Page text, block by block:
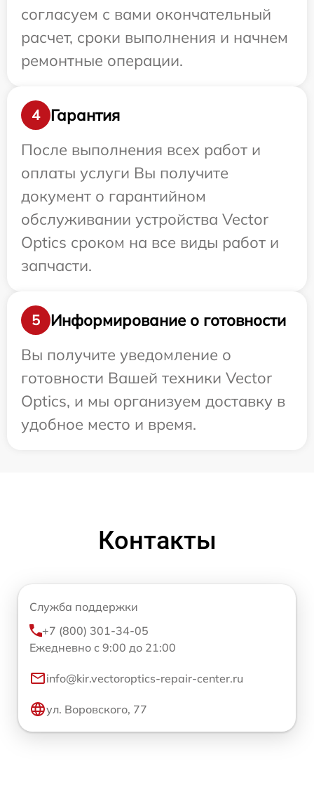
согласуем с вами окончательный
расчет, сроки выполнения и начнем
ремонтные операции.
4
Гарантия
После выполнения всех работ и
оплаты услуги Вы получите
документ о гарантийном
обслуживании устройства Vector
Optics сроком на все виды работ и
запчасти.
5
Информирование о готовности
Вы получите уведомление о
готовности Вашей техники Vector
Optics, и мы организуем доставку в
удобное место и время.
Контакты
Служба поддержки
+7 (800) 301-34-05
Ежедневно с 9:00 до 21:00
info@kir.vectoroptics-repair-center.ru
ул. Воровского, 77